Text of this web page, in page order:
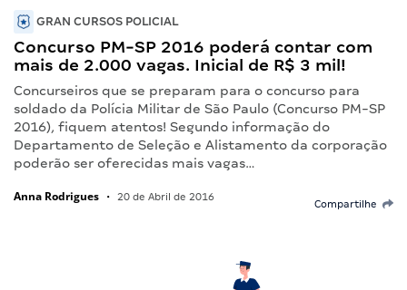
GRAN CURSOS POLICIAL
Concurso PM-SP 2016 poderá contar com
mais de 2.000 vagas. Inicial de R$ 3 mil!
Concurseiros que se preparam para o concurso para
soldado da Polícia Militar de São Paulo (Concurso PM-SP
2016), fiquem atentos! Segundo informação do
Departamento de Seleção e Alistamento da corporação
poderão ser oferecidas mais vagas…
Anna Rodrigues • 20 de Abril de 2016
Compartilhe